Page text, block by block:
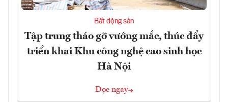
Bất động sản
Tập trung tháo gỡ vướng mắc, thúc đẩy
triển khai Khu công nghệ cao sinh học
Hà Nội
Đọc ngay